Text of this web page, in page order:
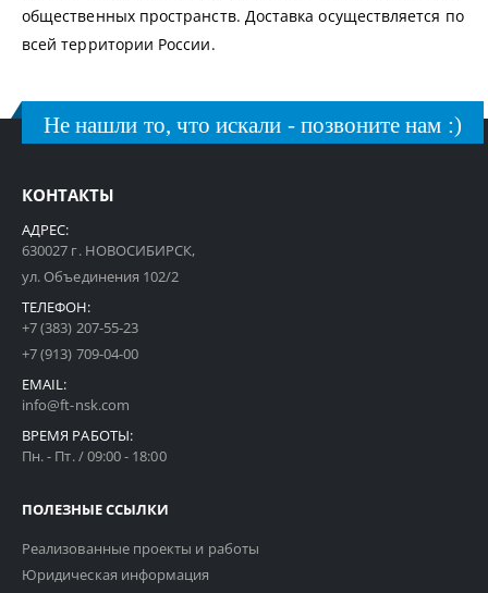
общественных пространств. Доставка осуществляется по
всей территории России.
Не нашли то, что искали - позвоните нам :)
КОНТАКТЫ
АДРЕС:
630027 г. НОВОСИБИРСК,
ул. Объединения 102/2
ТЕЛЕФОН:
+7 (383) 207-55-23
+7 (913) 709-04-00
EMAIL:
info@ft-nsk.com
ВРЕМЯ РАБОТЫ:
Пн. - Пт. / 09:00 - 18:00
ПОЛЕЗНЫЕ ССЫЛКИ
Реализованные проекты и работы
Юридическая информация